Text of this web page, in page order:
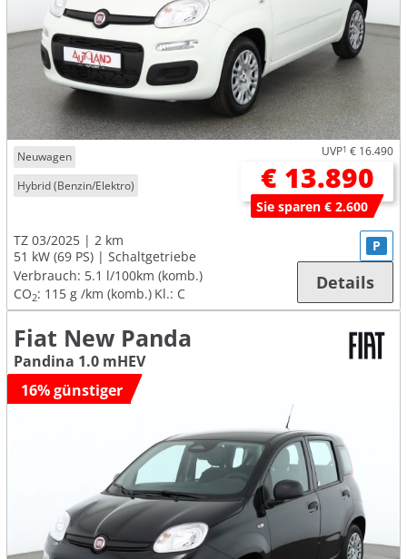
Neuwagen
Hybrid (Benzin/Elektro)
UVP1 € 16.490
€ 13.890
Sie sparen € 2.600
TZ 03/2025
2 km
51 kW (69 PS)
Schaltgetriebe
Verbrauch: 5.1 l/100km (komb.)
CO2: 115 g /km (komb.) Kl.: C
P
Details
Fiat New Panda
Pandina 1.0 mHEV
16% günstiger